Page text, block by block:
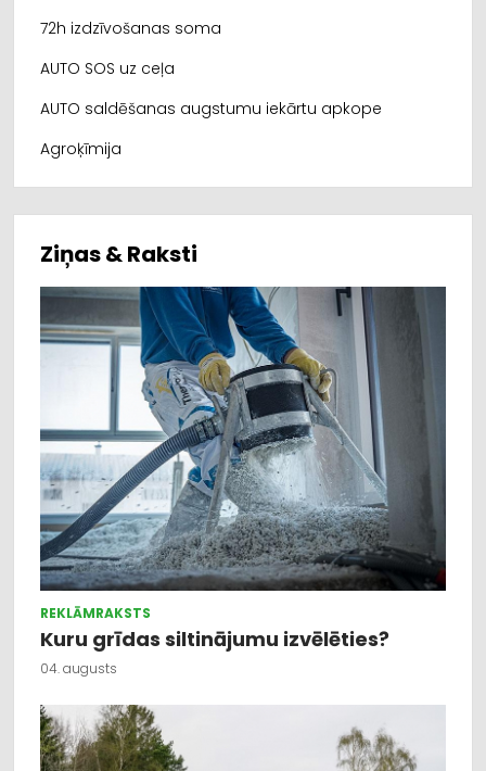
72h izdzīvošanas soma
AUTO SOS uz ceļa
AUTO saldēšanas augstumu iekārtu apkope
Agroķīmija
Ziņas & Raksti
REKLĀMRAKSTS
Kuru grīdas siltinājumu izvēlēties?
04. augusts